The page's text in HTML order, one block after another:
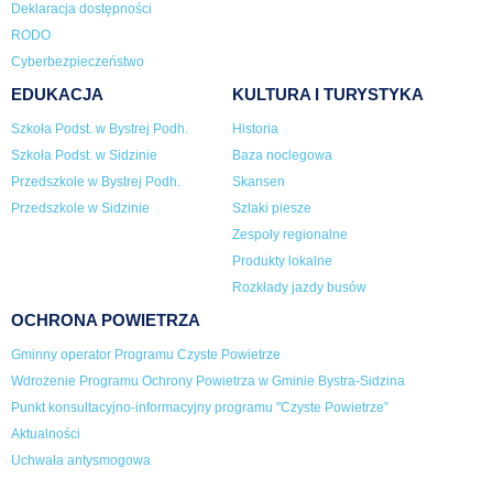
Deklaracja dostępności
RODO
Cyberbezpieczeństwo
EDUKACJA
Szkoła Podst. w Bystrej Podh.
Szkoła Podst. w Sidzinie
Przedszkole w Bystrej Podh.
Przedszkole w Sidzinie
KULTURA I TURYSTYKA
Historia
Baza noclegowa
Skansen
Szlaki piesze
Zespoły regionalne
Produkty lokalne
Rozkłady jazdy busów
OCHRONA POWIETRZA
Gminny operator Programu Czyste Powietrze
Wdrożenie Programu Ochrony Powietrza w Gminie Bystra-Sidzina
Punkt konsultacyjno-informacyjny programu "Czyste Powietrze”
Aktualności
Uchwała antysmogowa